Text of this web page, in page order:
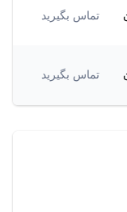
تماس بگیرید
تماس بگیرید